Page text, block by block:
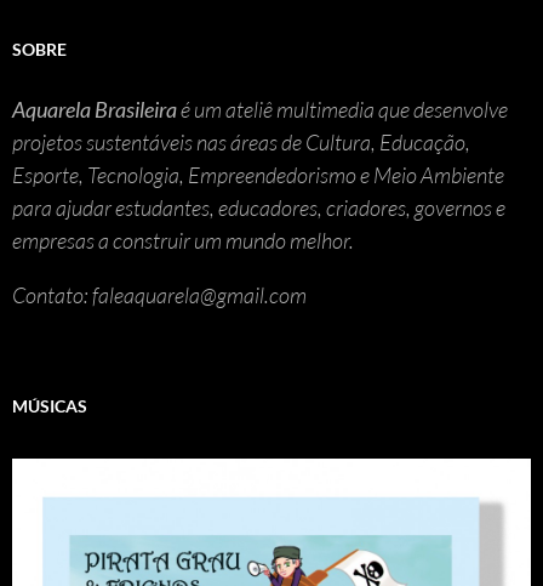
SOBRE
Aquarela Brasileiraé um ateliê multimedia que desenvolve
projetos sustentáveis nas áreas de Cultura, Educação,
Esporte, Tecnologia, Empreendedorismo e Meio Ambiente
para ajudar estudantes, educadores, criadores, governos e
empresas a construir um mundo melhor.
Contato: faleaquarela@gmail.com
MÚSICAS